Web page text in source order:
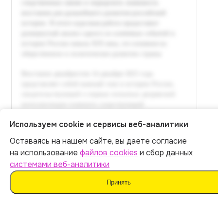
Итог:449р.
Оплатить
Используем cookie и сервисы веб-аналитики
Оставаясь на нашем сайте, вы даете согласие
на использование файлов cookies и сбор данных
системами веб-аналитики
Принять